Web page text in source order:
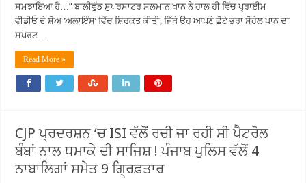
ਸਮਝਾਇਆ ਹੈ…” ਬਾਲੀਵੁੱਡ ਸੁਪਰਸਾਟਰ ਸਲਮਾਨ ਖਾਨ ਨੇ ਹਾਲ ਹੀ ਵਿੱਚ ਪ੍ਰਾਈਮ
ਵੀਡੀਓ ਦੇ ਸ਼ੋਅ ‘ਅਲਾਇੰਸ’ ਵਿੱਚ ਸ਼ਿਰਕਤ ਕੀਤੀ, ਜਿੱਥੇ ਉਹ ਆਪਣੇ ਛੋਟੇ ਭਰਾ ਸੋਹੇਲ ਖਾਨ ਦਾ
ਸਪੋਰਟ …
Read More »
CJP ਪ੍ਰਦਰਸ਼ਨ ‘ਚ ISI ਵੱਲੋਂ ਰਚੀ ਜਾ ਰਹੀ ਸੀ ਪੈਟਰੋਲ
ਬੰਬਾਂ ਨਾਲ ਧਮਾਕੇ ਦੀ ਸਾਜਿਸ਼ ! ਪੰਜਾਬ ਪੁਲਿਸ ਵੱਲੋਂ 4
ਨਾਬਾਲਿਗਾਂ ਸਮੇਤ 9 ਗ੍ਰਿਫ਼ਤਾਰ